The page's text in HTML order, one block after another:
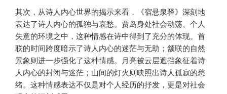
其次，从诗人内心世界的揭示来看，《宿悬泉驿》深刻地
表达了诗人内心的孤独与哀愁。贾岛身处社会动荡、个人
失意的环境之中，这种情感在诗中得到了充分的体现。首
联的时间跨度暗示了诗人内心的迷茫与无助；颔联的自然
景象则进一步强化了这种情感。月亮被云层遮挡象征着诗
人内心的封闭与迷茫；山间的灯火则映照出诗人孤寂的愁
绪。这种情感表达不仅是对个人经历的抒发，更是对社会